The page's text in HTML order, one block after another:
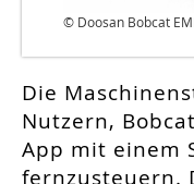
© Doosan Bobcat
Die
Nutzern,
App mit einem
fernzusteuern.